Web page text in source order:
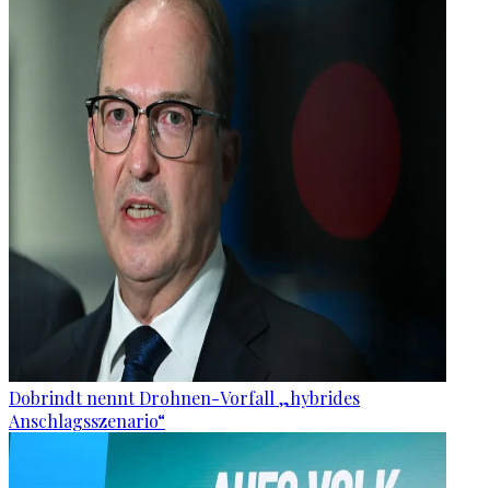
Dobrindt nennt Drohnen-Vorfall „hybrides
Anschlagsszenario“